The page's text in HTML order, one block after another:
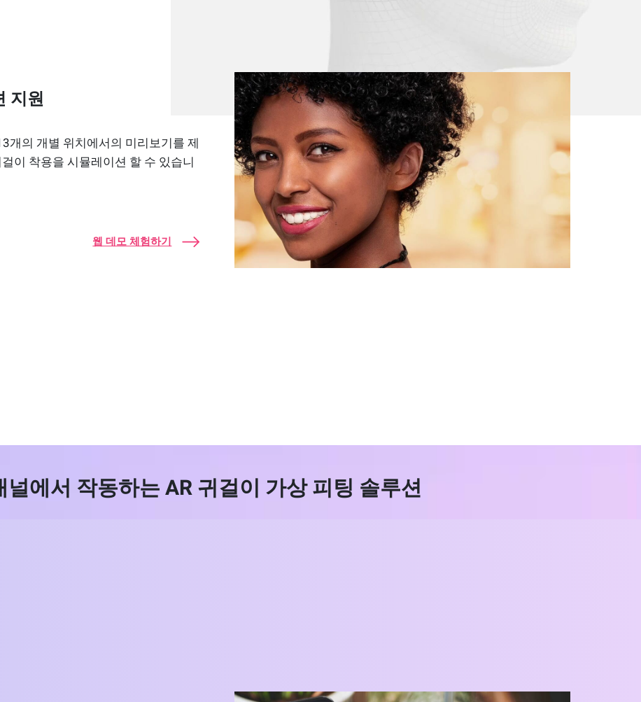
지원
개의 개별 위치에서의 미리보기를 제
이 착용을 시뮬레이션 할 수 있습니
웹 데모 체험하기
널에서 작동하는 AR 귀걸이 가상 피팅 솔루션